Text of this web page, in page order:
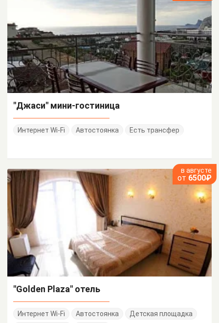
"Джаси" мини-гостиница
Интернет Wi-Fi Автостоянка Есть трансфер
в августе
от 6500₽
"Golden Plaza" отель
Интернет Wi-Fi Автостоянка
Детская площадка